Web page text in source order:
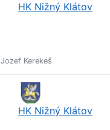
HK Nižný Klátov
Jozef Kerekeš
HK Nižný Klátov